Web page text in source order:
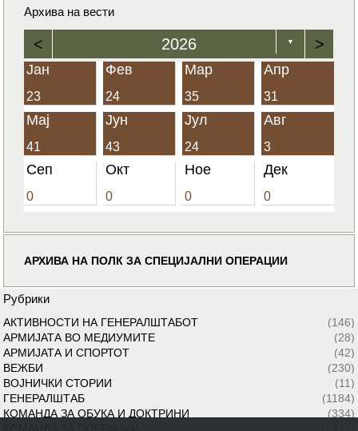
Архива на вести
< 2026 ▼ >
Јан
23
Фев
24
Мар
35
Апр
31
Мај
41
Јун
43
Јул
24
Авг
3
Сеп
0
Окт
0
Ное
0
Дек
0
АРХИВА НА ПОЛК ЗА СПЕЦИЈАЛНИ ОПЕРАЦИИ
Рубрики
АКТИВНОСТИ НА ГЕНЕРАЛШТАБОТ
(146)
АРМИЈАТА ВО МЕДИУМИТЕ
(28)
АРМИЈАТА И СПОРТОТ
(42)
ВЕЖБИ
(230)
ВОЈНИЧКИ СТОРИИ
(11)
ГЕНЕРАЛШТАБ
(1184)
КОМАНДА ЗА ОБУКА И ДОКТРИНИ
(334)